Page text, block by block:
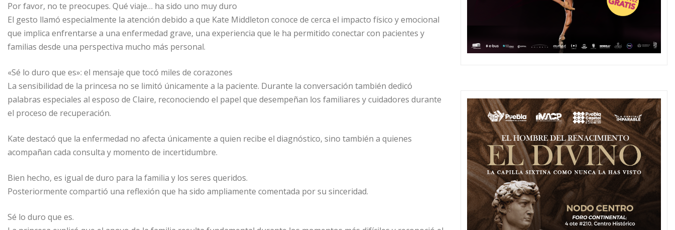
Por favor, no te preocupes. Qué viaje… ha sido uno muy duro
El gesto llamó especialmente la atención debido a que Kate Middleton conoce de cerca el impacto físico y emocional
que implica enfrentarse a una enfermedad grave, una experiencia que le ha permitido conectar con pacientes y
familias desde una perspectiva mucho más personal.
«Sé lo duro que es»: el mensaje que tocó miles de corazones
La sensibilidad de la princesa no se limitó únicamente a la paciente. Durante la conversación también dedicó
palabras especiales al esposo de Claire, reconociendo el papel que desempeñan los familiares y cuidadores durante
el proceso de recuperación.
Kate destacó que la enfermedad no afecta únicamente a quien recibe el diagnóstico, sino también a quienes
acompañan cada consulta y momento de incertidumbre.
Bien hecho, es igual de duro para la familia y los seres queridos.
Posteriormente compartió una reflexión que ha sido ampliamente comentada por su sinceridad.
Sé lo duro que es.